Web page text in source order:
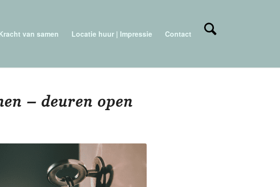
van samen Locatie huur | Impressie Contact
– deuren open